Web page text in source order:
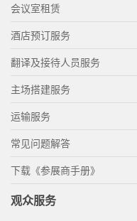
会议室租赁
酒店预订服务
翻译及接待人员服务
主场搭建服务
运输服务
常见问题解答
下载《参展商手册》
观众服务